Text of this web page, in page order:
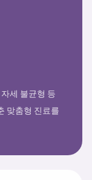
세 불균형 등
맞춤형 진료를